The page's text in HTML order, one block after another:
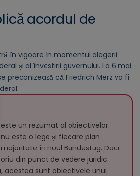
acordul de
în vigoare în momentul alegerii
și al învestirii guvernului. La 6 mai
preconizează că Friedrich Merz va fi
un rezumat al obiectivelor.
este o lege și fiecare plan
în noul Bundestag. Doar
din punct de vedere juridic.
acestea sunt obiectivele unui